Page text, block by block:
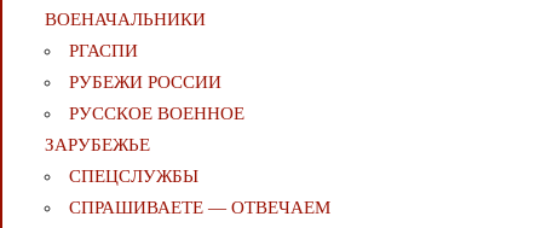
ВОЕНАЧАЛЬНИКИ
РГАСПИ
РУБЕЖИ РОССИИ
РУССКОЕ ВОЕННОЕ
ЗАРУБЕЖЬЕ
СПЕЦСЛУЖБЫ
СПРАШИВАЕТЕ — ОТВЕЧАЕМ